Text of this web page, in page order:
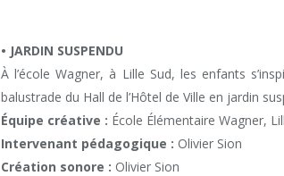
• JARDIN SUSPENDU
À l’école Wagner, à Lille Sud, les enfants
balustrade du Hall de l’Hôtel de Ville en jardin
Équipe créative : École Élémentaire Wagner,
Intervenant pédagogique : Olivier Sion
Création sonore : Olivier Sion